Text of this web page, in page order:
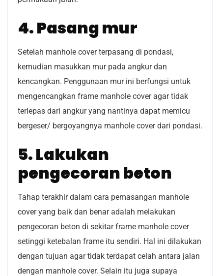
4. Pasang mur
Setelah manhole cover terpasang di pondasi,
kemudian masukkan mur pada angkur dan
kencangkan. Penggunaan mur ini berfungsi untuk
mengencangkan frame manhole cover agar tidak
terlepas dari angkur yang nantinya dapat memicu
bergeser/ bergoyangnya manhole cover dari pondasi.
5. Lakukan
pengecoran beton
Tahap terakhir dalam cara pemasangan manhole
cover yang baik dan benar adalah melakukan
pengecoran beton di sekitar frame manhole cover
setinggi ketebalan frame itu sendiri. Hal ini dilakukan
dengan tujuan agar tidak terdapat celah antara jalan
dengan manhole cover. Selain itu juga supaya